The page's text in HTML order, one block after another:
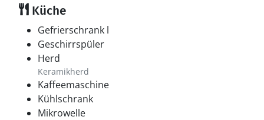
Küche
Gefrierschrank l
Geschirrspüler
Herd
Keramikherd
Kaffeemaschine
Kühlschrank
Mikrowelle